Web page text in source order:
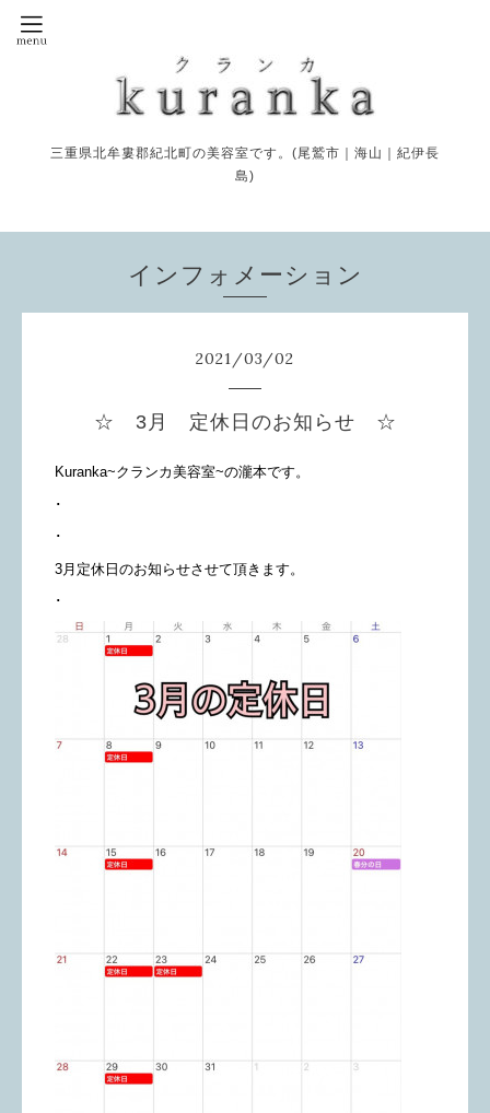
三重県北牟婁郡紀北町の美容室です。(尾鷲市｜海山｜紀伊長
島)
インフォメーション
2021/03/02
☆ 3月 定休日のお知らせ ☆
Kuranka~クランカ美容室~の瀧本です。
･
･
3月定休日のお知らせさせて頂きます。
･